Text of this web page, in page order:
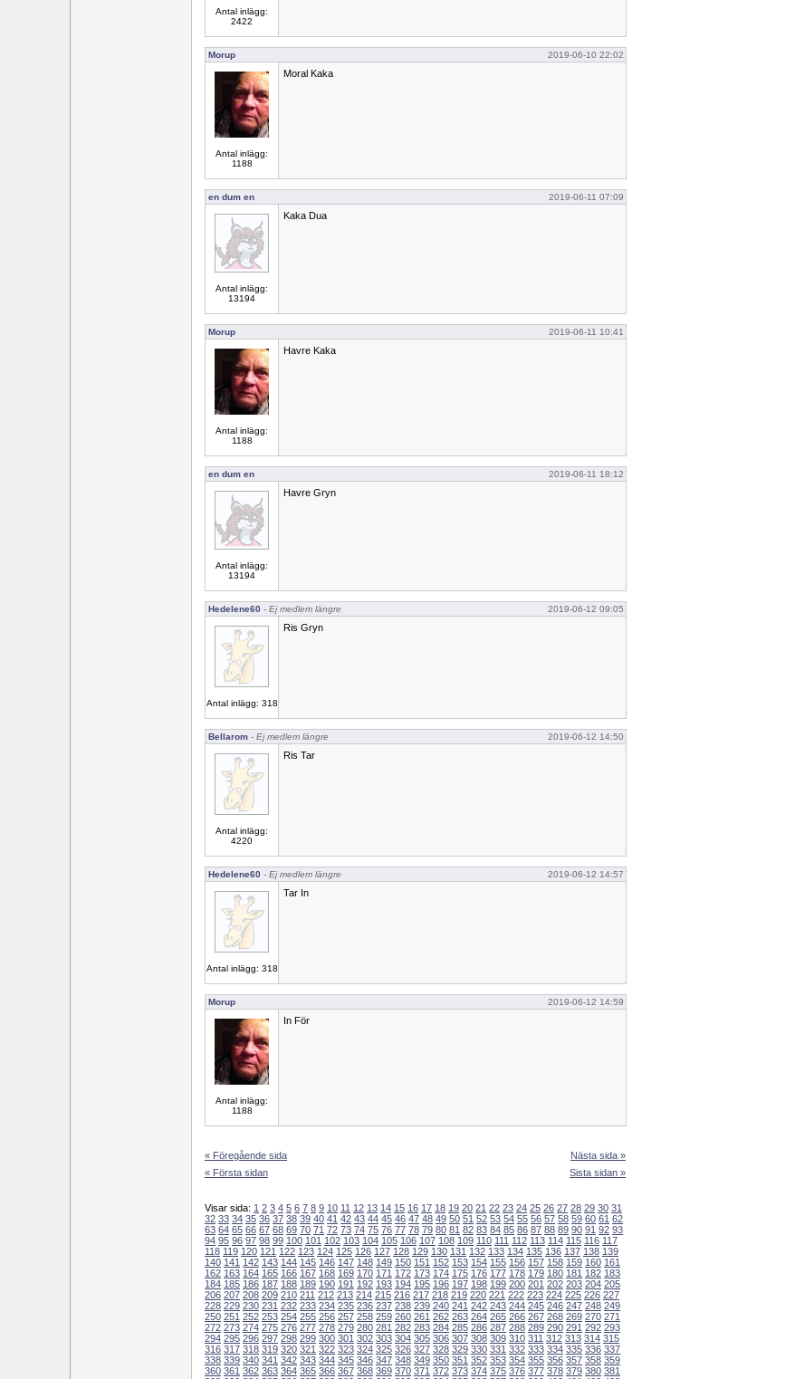
Antal inlägg:
2422
Morup 2019-06-10 22:02
Antal inlägg:
1188
Moral Kaka
en dum en 2019-06-11 07:09
Antal inlägg:
13194
Kaka Dua
Morup 2019-06-11 10:41
Antal inlägg:
1188
Havre Kaka
en dum en 2019-06-11 18:12
Antal inlägg:
13194
Havre Gryn
Hedelene60 - Ej medlem längre 2019-06-12 09:05
Antal inlägg: 318
Ris Gryn
Bellarom - Ej medlem längre 2019-06-12 14:50
Antal inlägg:
4220
Ris Tar
Hedelene60 - Ej medlem längre 2019-06-12 14:57
Antal inlägg: 318
Tar In
Morup 2019-06-12 14:59
Antal inlägg:
1188
In För
« Föregående sida
« Första sidan
Nästa sida »
Sista sidan »
Visar sida: 1 2 3 4 5 6 7 8 9 10 11 12 13 14 15 16 17 18 19 20 21 22 23 24 25 26 27 28 29 30 31
32 33 34 35 36 37 38 39 40 41 42 43 44 45 46 47 48 49 50 51 52 53 54 55 56 57 58 59 60 61 62
63 64 65 66 67 68 69 70 71 72 73 74 75 76 77 78 79 80 81 82 83 84 85 86 87 88 89 90 91 92 93
94 95 96 97 98 99 100 101 102 103 104 105 106 107 108 109 110 111 112 113 114 115 116 117
118 119 120 121 122 123 124 125 126 127 128 129 130 131 132 133 134 135 136 137 138 139
140 141 142 143 144 145 146 147 148 149 150 151 152 153 154 155 156 157 158 159 160 161
162 163 164 165 166 167 168 169 170 171 172 173 174 175 176 177 178 179 180 181 182 183
184 185 186 187 188 189 190 191 192 193 194 195 196 197 198 199 200 201 202 203 204 205
206 207 208 209 210 211 212 213 214 215 216 217 218 219 220 221 222 223 224 225 226 227
228 229 230 231 232 233 234 235 236 237 238 239 240 241 242 243 244 245 246 247 248 249
250 251 252 253 254 255 256 257 258 259 260 261 262 263 264 265 266 267 268 269 270 271
272 273 274 275 276 277 278 279 280 281 282 283 284 285 286 287 288 289 290 291 292 293
294 295 296 297 298 299 300 301 302 303 304 305 306 307 308 309 310 311 312 313 314 315
316 317 318 319 320 321 322 323 324 325 326 327 328 329 330 331 332 333 334 335 336 337
338 339 340 341 342 343 344 345 346 347 348 349 350 351 352 353 354 355 356 357 358 359
360 361 362 363 364 365 366 367 368 369 370 371 372 373 374 375 376 377 378 379 380 381